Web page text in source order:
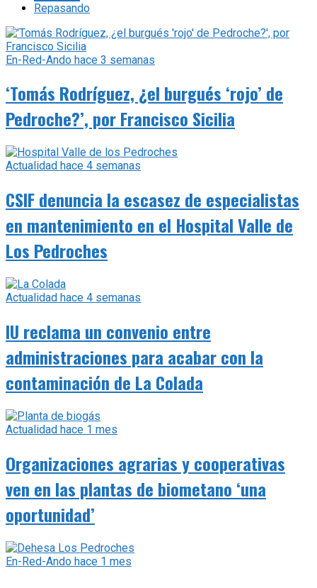
Repasando
En-Red-Ando hace 3 semanas
‘Tomás Rodríguez, ¿el burgués ‘rojo’ de
Pedroche?’, por Francisco Sicilia
Actualidad hace 4 semanas
CSIF denuncia la escasez de especialistas
en mantenimiento en el Hospital Valle de
Los Pedroches
Actualidad hace 4 semanas
IU reclama un convenio entre
administraciones para acabar con la
contaminación de La Colada
Actualidad hace 1 mes
Organizaciones agrarias y cooperativas
ven en las plantas de biometano ‘una
oportunidad’
En-Red-Ando hace 1 mes